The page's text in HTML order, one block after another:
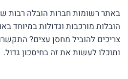
באתר רשומות חברות הובלה רבות
הובלות מורכבות וגדולות במיוחד
צריכים להוביל מחסן עצים?
ותוכלו לעשות את זה בחיסכון גדול.